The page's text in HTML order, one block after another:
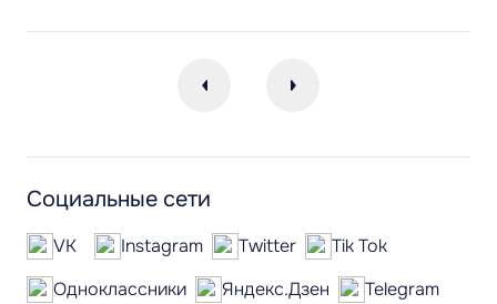
Социальные сети
VK Instagram Twitter
Tik Tok
Одноклассники
Яндекс.Дзен
Telegram